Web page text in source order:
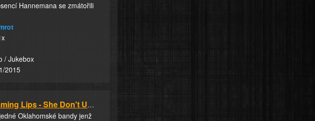
Hannemana se zmátořili
/ Jukebox
2015
The Flaming Lips - She Don't Use Jelly
Oklahomské bandy jenž